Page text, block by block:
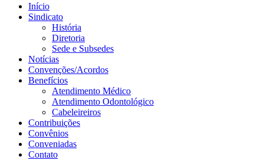
Início
Sindicato
História
Diretoria
Sede e Subsedes
Notícias
Convenções/Acordos
Benefícios
Atendimento Médico
Atendimento Odontológico
Cabeleireiros
Contribuições
Convênios
Conveniadas
Contato